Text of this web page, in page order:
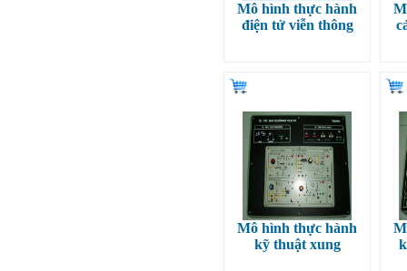
Mô hình thực hành
điện tử viễn thông
Mô hình thực hành
kỹ thuật xung